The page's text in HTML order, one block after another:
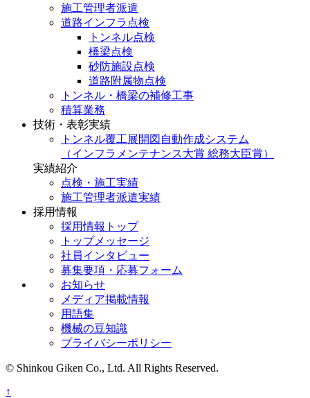
施工管理者派遣
道路インフラ点検
トンネル点検
橋梁点検
砂防施設点検
道路附属物点検
トンネル・橋梁の補修工事
積算業務
技術・表彰実績
トンネル覆工展開図自動作成システム
（インフラメンテナンス大賞 総務大臣賞）
実績紹介
点検・施工実績
施工管理者派遣実績
採用情報
採用情報トップ
トップメッセージ
社員インタビュー
募集要項・応募フォーム
お知らせ
メディア掲載情報
用語集
機械の豆知識
プライバシーポリシー
© Shinkou Giken Co., Ltd. All Rights Reserved.
↑